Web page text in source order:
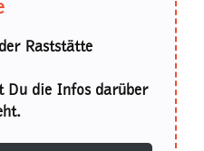
Raststätte
Du die Infos darüber